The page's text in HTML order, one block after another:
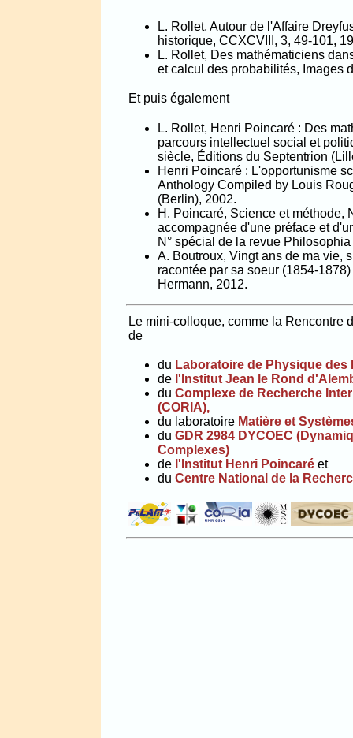
L. Rollet, Autour de l'Affaire
historique, CCXCVIII, 3, 49-101,
L. Rollet, Des mathématiciens
et calcul des probabilités, Images
Et puis également
L. Rollet, Henri Poincaré : Des
parcours intellectuel social et
siècle, Éditions du Septentrion
Henri Poincaré : L'opportunisme
Anthology Compiled by Louis
(Berlin), 2002.
H. Poincaré, Science et méthode,
accompagnée d'une préface et
N° spécial de la revue
A. Boutroux, Vingt ans de ma vie,
racontée par sa soeur (1854-
Hermann, 2012.
Le mini-colloque, comme la Rencontre
de
du Laboratoire de Physique des
de l'Institut Jean le Rond
du Complexe de Recherche
(CORIA),
du laboratoire Matière et
du GDR 2984 DYCOEC
Complexes)
de l'Institut Henri Poincaré et
du Centre National de la